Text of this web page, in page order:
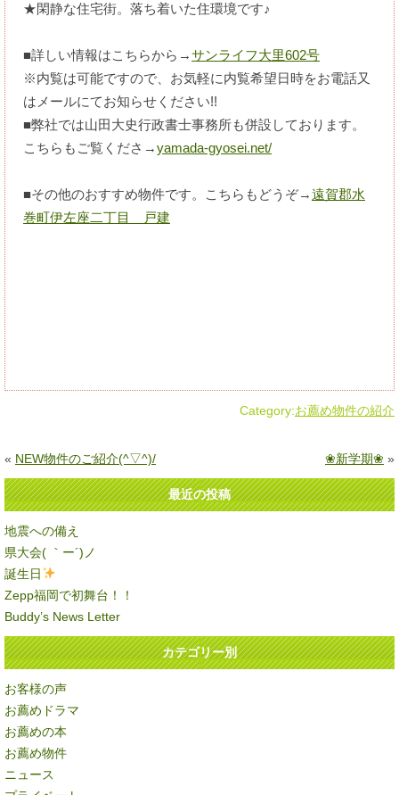
★閑静な住宅街。落ち着いた住環境です♪
■詳しい情報はこちらから→サンライフ大里602号
※内覧は可能ですので、お気軽に内覧希望日時をお電話又
はメールにてお知らせください!!
■弊社では山田大史行政書士事務所も併設しております。
こちらもご覧くださ→yamada-gyosei.net/
■その他のおすすめ物件です。こちらもどうぞ→遠賀郡水
巻町伊左座二丁目 戸建
Category:お薦め物件の紹介
« NEW物件のご紹介(^▽^)/ ❀新学期❀ »
最近の投稿
地震への備え
県大会( ｀ー´)ノ
誕生日
Zepp福岡で初舞台！！
Buddy’s News Letter
カテゴリー別
お客様の声
お薦めドラマ
お薦めの本
お薦め物件
ニュース